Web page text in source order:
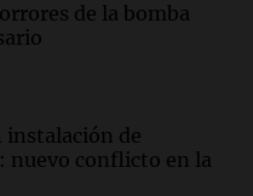
de la bomba
instalación de
nuevo conflicto en la